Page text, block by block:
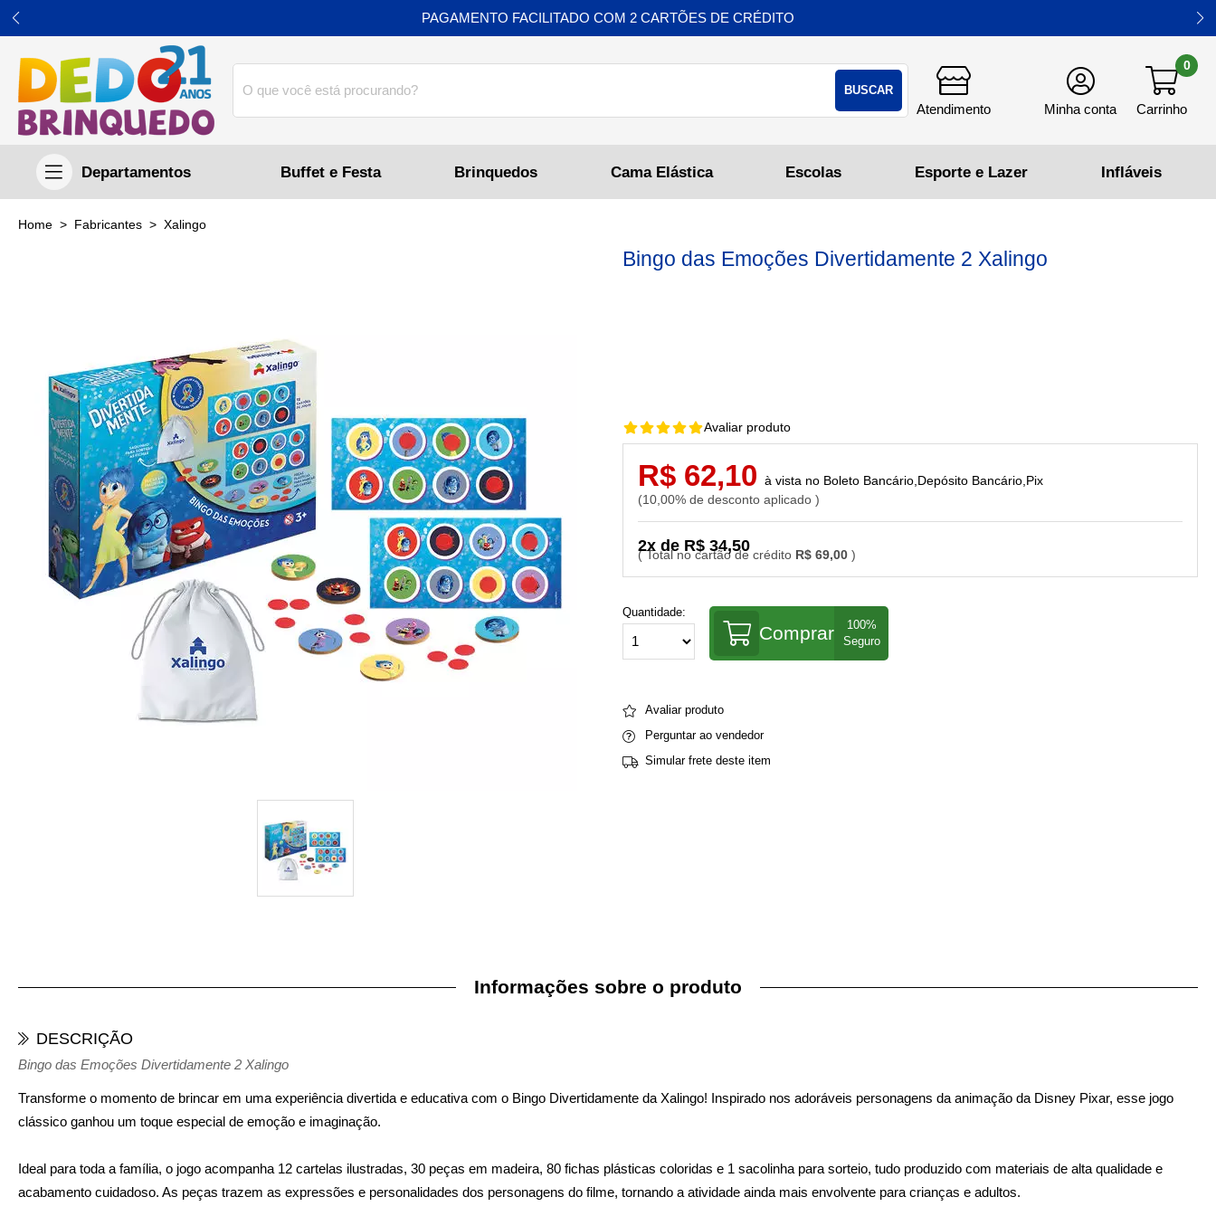
BUSCAR
0
Buffet e Festa Brinquedos Cama Elástica
PAGAMENTO FACILITADO COM 2 CARTÕES DE CRÉDITO
home Fabricantes xalingo
Bingo das Emoções Divertidamente 2 Xalingo
Avaliar produto
R$ 69,00
2x de R$ 34,50
R$ 62,10
10,00% de desconto aplicado
Boleto Bancário,Depósito Bancário,Pix
Quantidade:
Comprar
Avaliar produto
Perguntar ao vendedor
Simular frete deste item
Informações sobre o produto
DESCRIÇÃO
Bingo das Emoções Divertidamente 2 Xalingo
Transforme o momento de brincar em uma experiência divertida e educativa com o Bingo Divertidamente da Xalingo! Inspirado nos adoráveis personagens da animação da Disney Pixar, esse jogo
clássico ganhou um toque especial de emoção e imaginação.
Ideal para toda a família, o jogo acompanha 12 cartelas ilustradas, 30 peças em madeira, 80 fichas plásticas coloridas e 1 sacolinha para sorteio, tudo produzido com materiais de alta qualidade e
acabamento cuidadoso. As peças trazem as expressões e personalidades dos personagens do filme, tornando a atividade ainda mais envolvente para crianças e adultos.